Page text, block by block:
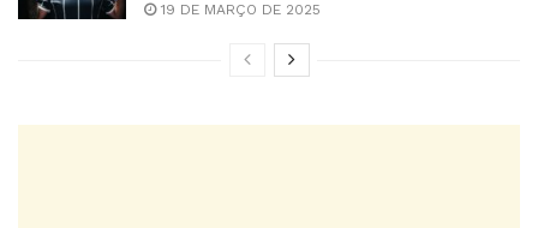
19 DE MARÇO DE 2025